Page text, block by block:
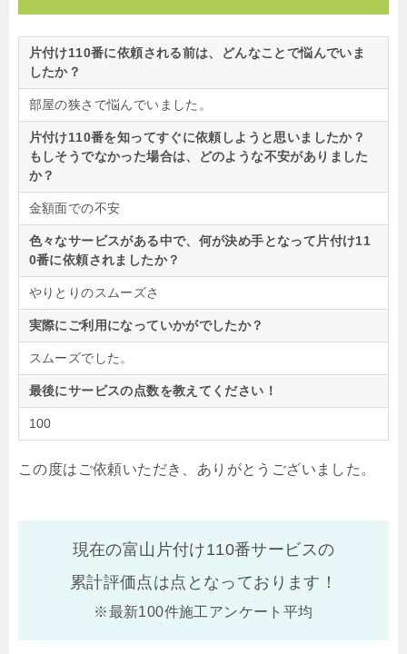
片付け110番に依頼される前は、どんなことで悩んでいま
したか？
部屋の狭さで悩んでいました。
片付け110番を知ってすぐに依頼しようと思いましたか？
もしそうでなかった場合は、どのような不安がありました
か？
金額面での不安
色々なサービスがある中で、何が決め手となって片付け11
0番に依頼されましたか？
やりとりのスムーズさ
実際にご利用になっていかがでしたか？
スムーズでした。
最後にサービスの点数を教えてください！
100
この度はご依頼いただき、ありがとうございました。
現在の富山片付け110番サービスの
累計評価点は点となっております！
※最新100件施工アンケート平均